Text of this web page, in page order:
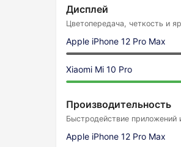
Дисплей
Цветопередача, четкость и
Apple iPhone 12 Pro Max
Xiaomi Mi 10 Pro
Производительность
Быстродействие приложений
Apple iPhone 12 Pro Max